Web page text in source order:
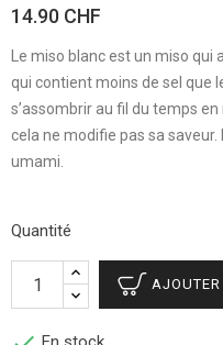
14.90 CHF
Le miso blanc est un miso
qui contient moins de sel que
s’assombrir au fil du temps
cela ne modifie pas sa
umami.
Quantité